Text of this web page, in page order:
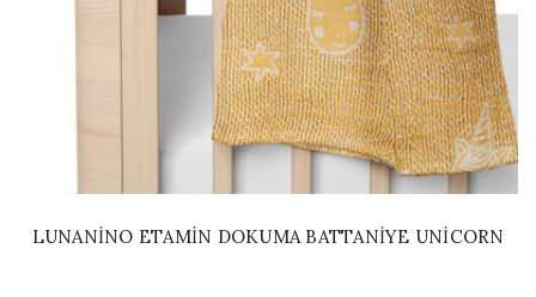
LUNANINO ETAMIN DOKUMA BATTANIYE UNICORN